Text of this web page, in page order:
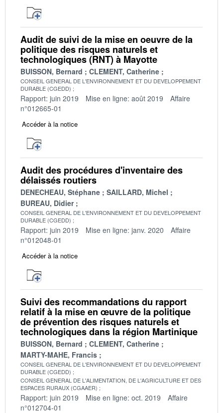
Audit de suivi de la mise en oeuvre de la
politique des risques naturels et
technologiques (RNT) à Mayotte
BUISSON, Bernard CLEMENT, Catherine
CONSEIL GENERAL DE L'ENVIRONNEMENT ET DU DEVELOPPEMENT
DURABLE (CGEDD)
Rapport: juin 2019 Mise en ligne: août 2019
Affaire
n°012665-01
Accéder à la notice
Audit des procédures d'inventaire des
délaissés routiers
DENECHEAU, Stéphane
SAILLARD, Michel
BUREAU, Didier
CONSEIL GENERAL DE L'ENVIRONNEMENT ET DU DEVELOPPEMENT
DURABLE (CGEDD)
Rapport: juin 2019 Mise en ligne: janv. 2020
Affaire
n°012048-01
Accéder à la notice
Suivi des recommandations du rapport
relatif à la mise en œuvre de la politique
de prévention des risques naturels et
technologiques dans la région Martinique
BUISSON, Bernard
CLEMENT, Catherine
MARTY-MAHE, Francis
CONSEIL GENERAL DE L'ENVIRONNEMENT ET DU DEVELOPPEMENT
DURABLE (CGEDD)
CONSEIL GENERAL DE L'ALIMENTATION, DE L'AGRICULTURE ET DES
ESPACES RURAUX (CGAAER)
Rapport: juin 2019 Mise en ligne: oct. 2019
Affaire
n°012704-01